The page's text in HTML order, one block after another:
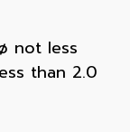
not less
than 2.0